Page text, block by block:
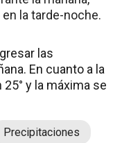
la tarde-noche.
las
En cuanto a la
y la máxima se
Precipitaciones